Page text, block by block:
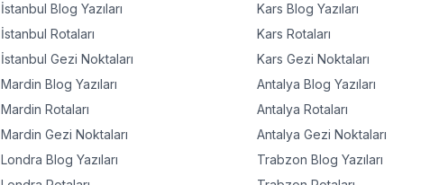
İstanbul Blog Yazıları
İstanbul Rotaları
İstanbul Gezi Noktaları
Mardin Blog Yazıları
Mardin Rotaları
Mardin Gezi Noktaları
Londra Blog Yazıları
Kars Blog Yazıları
Kars Rotaları
Kars Gezi Noktaları
Antalya Blog Yazıları
Antalya Rotaları
Antalya Gezi Noktaları
Trabzon Blog Yazıları